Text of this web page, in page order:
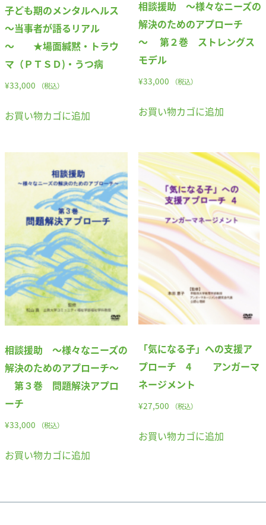
子ども期のメンタルヘルス
～当事者が語るリアル
～ ★場面緘黙・トラウ
マ（ＰＴＳＤ)・うつ病
¥33,000 （税込）
お買い物カゴに追加
相談援助 ～様々なニーズの
解決のためのアプローチ
～ 第２巻 ストレングス
モデル
¥33,000 （税込）
お買い物カゴに追加
相談援助 ～様々なニーズの
解決のためのアプローチ～
第３巻 問題解決アプロ
ーチ
¥33,000 （税込）
お買い物カゴに追加
「気になる子」への支援ア
プローチ 4 アンガーマ
ネージメント
¥27,500 （税込）
お買い物カゴに追加